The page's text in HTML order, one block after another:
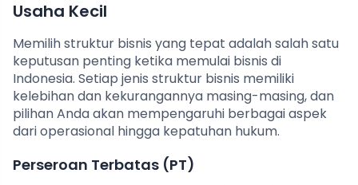
Usaha Kecil
Memilih struktur bisnis yang tepat adalah salah satu
keputusan penting ketika memulai bisnis di
Indonesia. Setiap jenis struktur bisnis memiliki
kelebihan dan kekurangannya masing-masing, dan
pilihan Anda akan mempengaruhi berbagai aspek
dari operasional hingga kepatuhan hukum.
Perseroan Terbatas (PT)